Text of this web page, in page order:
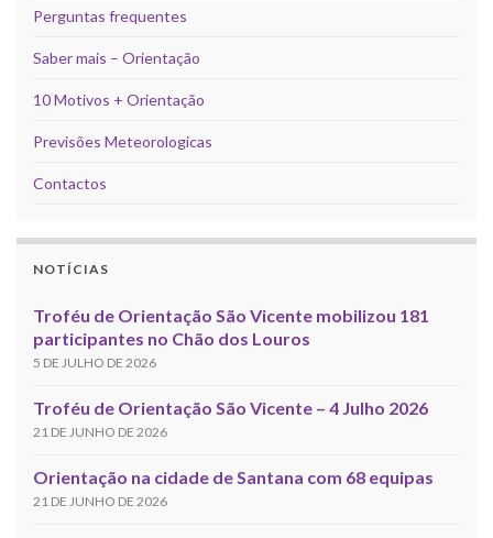
Perguntas frequentes
Saber mais – Orientação
10 Motivos + Orientação
Previsões Meteorologicas
Contactos
NOTÍCIAS
Troféu de Orientação São Vicente mobilizou 181
participantes no Chão dos Louros
5 DE JULHO DE 2026
Troféu de Orientação São Vicente – 4 Julho 2026
21 DE JUNHO DE 2026
Orientação na cidade de Santana com 68 equipas
21 DE JUNHO DE 2026